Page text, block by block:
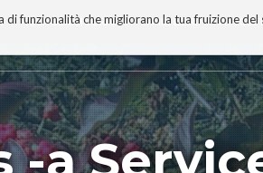
funzionalità che migliorano la tua fruizione
TECNOBIBLIOGRAFIA I MIEI LIBRI